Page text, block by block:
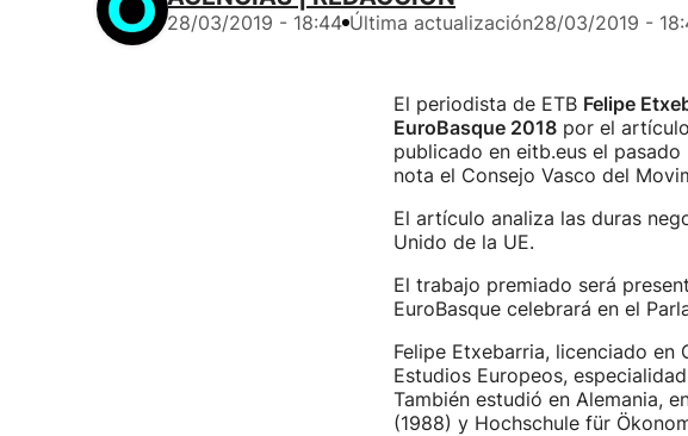
28/03/2019 - 18:44 Última actualización28/03/2019 -
El periodista de ETB Felipe
EuroBasque 2018por el artículo
publicado en eitb.eus el
nota el Consejo Vasco del
El artículo analiza las duras
Unido de la UE.
El trabajo premiado será
EuroBasque celebrará en el
Felipe Etxebarria, licenciado en
Estudios Europeos,
También estudió en Alemania,
(1988) y Hochschule für